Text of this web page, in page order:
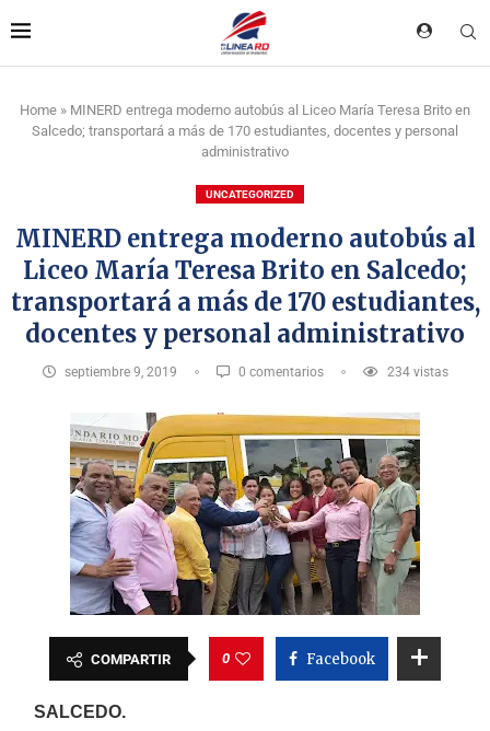
Home » MINERD entrega moderno autobús al Liceo María Teresa Brito en
Salcedo; transportará a más de 170 estudiantes, docentes y personal
administrativo
UNCATEGORIZED
MINERD entrega moderno autobús al
Liceo María Teresa Brito en Salcedo;
transportará a más de 170 estudiantes,
docentes y personal administrativo
septiembre 9, 2019 0 comentarios 234vistas
COMPARTIR 0 Facebook
SALCEDO.